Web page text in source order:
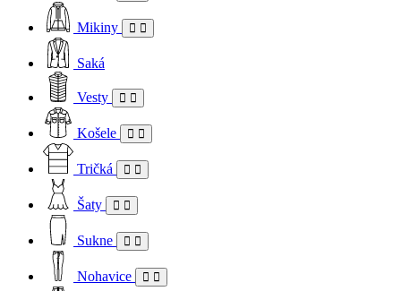
Mikiny
Saká
Vesty
Košele
Tričká
Šaty
Sukne
Nohavice